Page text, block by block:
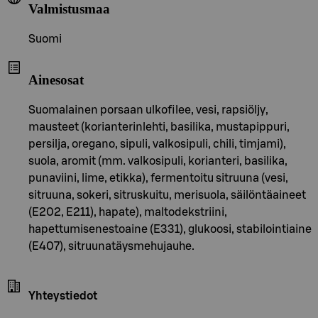
Valmistusmaa
Suomi
Ainesosat
Suomalainen porsaan ulkofilee, vesi, rapsiöljy,
mausteet (korianterinlehti, basilika, mustapippuri,
persilja, oregano, sipuli, valkosipuli, chili, timjami),
suola, aromit (mm. valkosipuli, korianteri, basilika,
punaviini, lime, etikka), fermentoitu sitruuna (vesi,
sitruuna, sokeri, sitruskuitu, merisuola, säilöntäaineet
(E202, E211), hapate), maltodekstriini,
hapettumisenestoaine (E331), glukoosi, stabilointiaine
(E407), sitruunatäysmehujauhe.
Yhteystiedot